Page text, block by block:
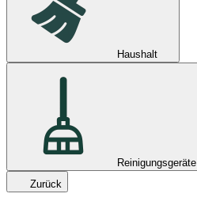
Haushalt
Reinigungsgeräte
Zurück